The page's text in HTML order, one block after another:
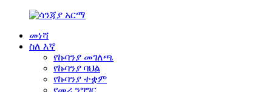
መነሻ
ስለ እኛ
የኩባንያ መገለጫ
የኩባንያ ባህል
የኩባንያ ተቋም
የመሪ ንግግር